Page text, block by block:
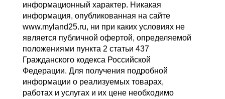
информационный характер. Никакая
информация, опубликованная на сайте
www.myland25.ru, ни при каких условиях не
является публичной офертой, определяемой
положениями пункта 2 статьи 437
Гражданского кодекса Российской
Федерации. Для получения подробной
информации о реализуемых товарах,
работах и услугах и их цене необходимо